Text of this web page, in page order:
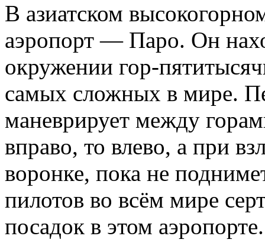
В азиатском
аэропорт — Паро. Он
окружении гор-
самых сложных в мире.
маневрирует между
вправо, то влево, а при
воронке, пока не
пилотов во всём мире
посадок в этом аэропорте.